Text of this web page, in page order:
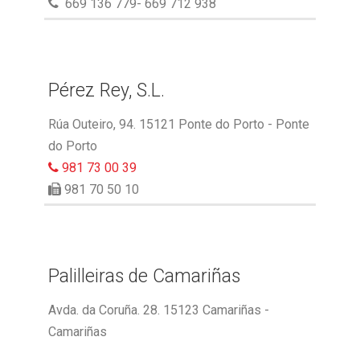
669 136 779- 669 712 938
Pérez Rey, S.L.
Rúa Outeiro, 94. 15121 Ponte do Porto - Ponte
do Porto
981 73 00 39
981 70 50 10
Palilleiras de Camariñas
Avda. da Coruña. 28. 15123 Camariñas -
Camariñas